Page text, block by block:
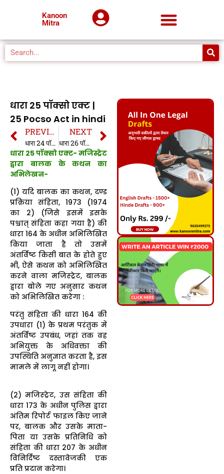
Kanoon
Mitra
धारा 25 पॉक्सो एक्ट |
25 Pocso Act in hindi
PREVIOUS
धारा 24 पॉक्सो एक्ट | 24 Pocso Act in hindi
NEXT
धारा 26 पॉक्सो एक्ट | 26 Pocso Act in hindi
धारा 25 पॉक्सो एक्ट- मजिस्ट्रेट
द्वारा बालक के कथन का
अभिलेखन-
(1) यदि बालक का कथन, दण्ड
प्रक्रिया संहिता, 1973 (1974
का 2) (जिसे इसमें इसके
पश्चात् संहिता कहा गया है) की
धारा 164 के अधीन अभिलिखित
किया जाता है तो उसमें
अंतर्विष्ट किसी बात के होते हुए
भी, ऐसे कथन को अभिलिखित
करने वाला मजिस्ट्रेट, बालक
द्वारा बोले गए अनुसार कथन
को अभिलिखित करेगा :
परंतु संहिता की धारा 164 की
उपधारा (1) के प्रथम परंतुक में
अंतर्विष्ट उपबंध, जहां तक वह
अभियुक्त के अधिवक्ता की
उपस्थिति अनुज्ञात करता है, इस
मामले में लागू नहीं होगा।
(2) मजिस्ट्रेट, उस संहिता की
धारा 173 के अधीन पुलिस द्वारा
अंतिम रिपोर्ट फाइल किए जाने
पर, बालक और उसके माता-
पिता या उसके प्रतिनिधि को
संहिता की धारा 207 के अधीन
विनिर्दिष्ट दस्तावेजकी एक
प्रति प्रदान करेगा।